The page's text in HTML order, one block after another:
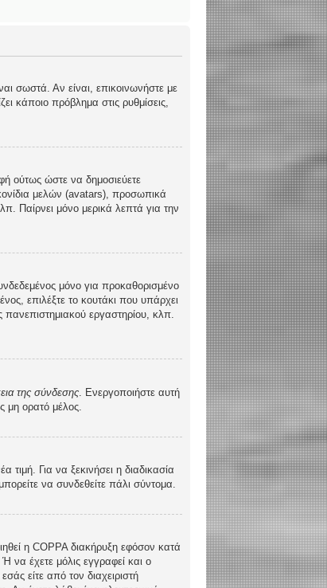
σωστά. Αν είναι, επικοινωνήστε με
κάποιο πρόβλημα στις ρυθμίσεις,
ούτως ώστε να δημοσιεύετε
μελών (avatars), προσωπικά
Παίρνει μόνο μερικά λεπτά για την
μόνο για προκαθορισμένο
επιλέξτε το κουτάκι που υπάρχει
πανεπιστημιακού εργαστηρίου, κλπ.
της σύνδεσης . Ενεργοποιήστε αυτή
μη ορατό μέλος.
Για να ξεκινήσει η διαδικασία
να συνδεθείτε πάλι σύντομα.
η COPPA διακήρυξη εφόσον κατά
να έχετε μόλις εγγραφεί και ο
είτε από τον διαχειριστή